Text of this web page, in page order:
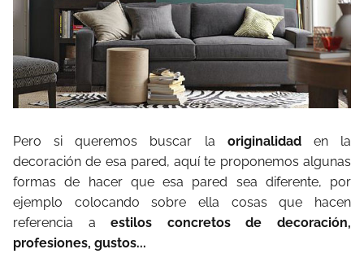
Pero si queremos buscar la originalidad en la
decoración de esa pared, aquí te proponemos algunas
formas de hacer que esa pared sea diferente, por
ejemplo colocando sobre ella cosas que hacen
referencia a estilos concretos de decoración,
profesiones, gustos...